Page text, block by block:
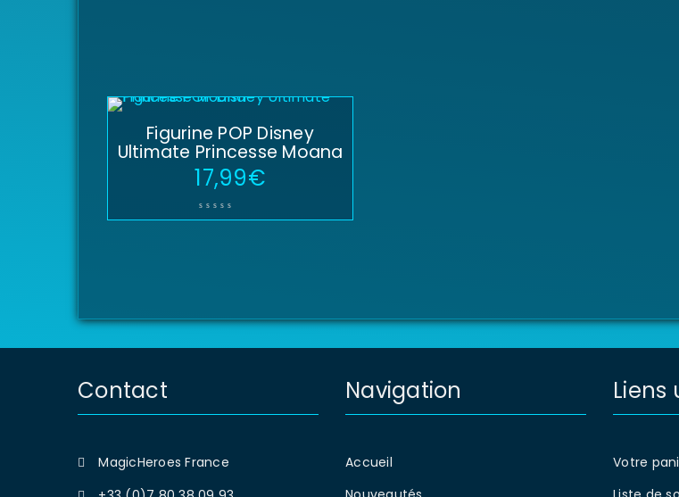
Figurine POP Disney
Ultimate Princesse Moana
17,99€
Contact
MagicHeroes France
Navigation
Accueil
Liens
Votre